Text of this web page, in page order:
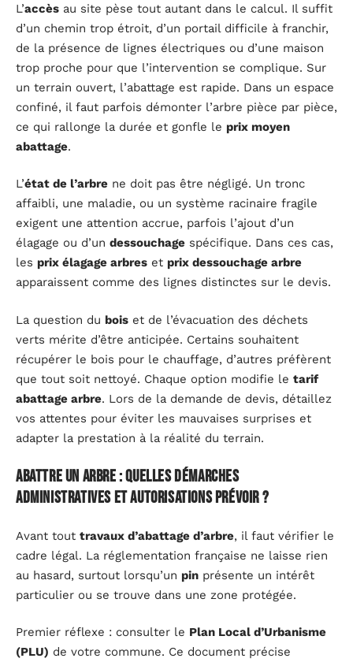
L’accès au site pèse tout autant dans le calcul. Il suffit
d’un chemin trop étroit, d’un portail difficile à franchir,
de la présence de lignes électriques ou d’une maison
trop proche pour que l’intervention se complique. Sur
un terrain ouvert, l’abattage est rapide. Dans un espace
confiné, il faut parfois démonter l’arbre pièce par pièce,
ce qui rallonge la durée et gonfle le prix moyen
abattage.
L’état de l’arbre ne doit pas être négligé. Un tronc
affaibli, une maladie, ou un système racinaire fragile
exigent une attention accrue, parfois l’ajout d’un
élagage ou d’un dessouchage spécifique. Dans ces cas,
les prix élagage arbres et prix dessouchage arbre
apparaissent comme des lignes distinctes sur le devis.
La question du bois et de l’évacuation des déchets
verts mérite d’être anticipée. Certains souhaitent
récupérer le bois pour le chauffage, d’autres préfèrent
que tout soit nettoyé. Chaque option modifie le tarif
abattage arbre. Lors de la demande de devis, détaillez
vos attentes pour éviter les mauvaises surprises et
adapter la prestation à la réalité du terrain.
Abattre un arbre : quelles démarches
administratives et autorisations prévoir ?
Avant tout travaux d’abattage d’arbre, il faut vérifier le
cadre légal. La réglementation française ne laisse rien
au hasard, surtout lorsqu’un pin présente un intérêt
particulier ou se trouve dans une zone protégée.
Premier réflexe : consulter le Plan Local d’Urbanisme
(PLU) de votre commune. Ce document précise